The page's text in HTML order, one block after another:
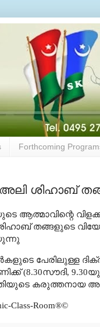
Forthcoming
അലി ശിഹാബ്‌
ആത്മാവിന്റെ
തങ്ങളുടെ
പേരിലുള്ള
(8.30സൗദി, 9.30
കരുത്തനായ
Class-Room®©